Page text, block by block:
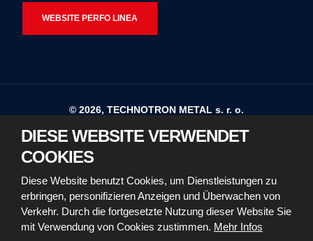
WEBSITE PERFO LINEA
© 2026, TECHNOTRON METAL s. r. o.
Sitemap Nutzungsbedingungen
Richtlinien für die Verwendung von Cookies
Sicherheit und DatenschutzCookie-Einstellungen
DIESE WEBSITE VERWENDET
COOKIES
Diese Website benutzt Cookies, um Dienstleistungen zu
erbringen, personifizieren Anzeigen und Überwachen von
Verkehr. Durch die fortgesetzte Nutzung dieser Website Sie
mit Verwendung von Cookies zustimmen. Mehr Infos